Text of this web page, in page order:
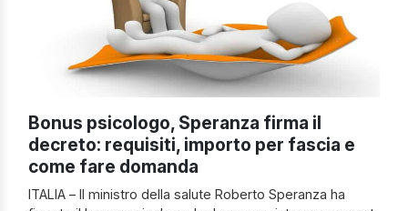
Bonus psicologo, Speranza firma il
decreto: requisiti, importo per fascia e
come fare domanda
ITALIA – Il ministro della salute Roberto Speranza ha